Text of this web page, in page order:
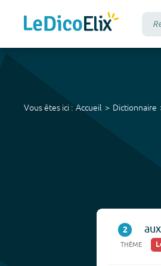
Vous êtes ici : Accueil Dictionnaire
2
THÈME